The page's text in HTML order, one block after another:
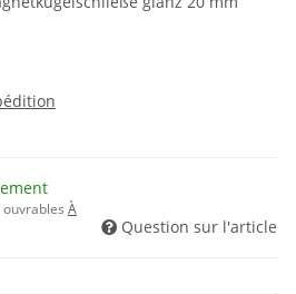
À
Question sur l'article